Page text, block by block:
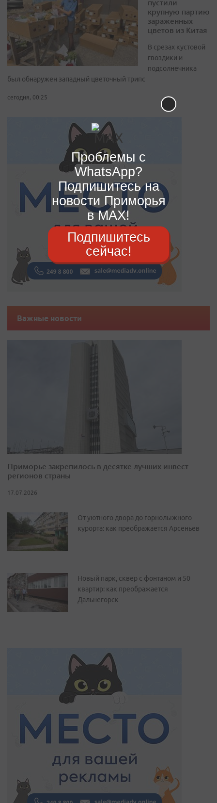
пустили
крупную партию
зараженных
цветов из Китая
В срезах кустовой
гвоздики и
подсолнечника
был обнаружен западный цветочный трипс
сегодня, 00:25
Важные новости
Приморье закрепилось в десятке лучших инвест-
регионов страны
17.07.2026
От уютного двора до горнолыжного
курорта: как преображается Арсеньев
Новый парк, сквер с фонтаном и 50
квартир: как преображается
Дальнегорск
Проблемы с
WhatsApp?
Подпишитесь на
новости Приморья
в MAX!
Подпишитесь
сейчас!